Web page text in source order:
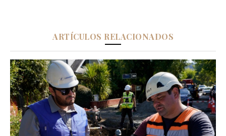
ARTÍCULOS RELACIONADOS